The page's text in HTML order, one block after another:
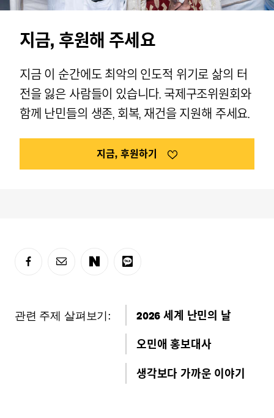
지금, 후원해 주세요
지금 이 순간에도 최악의 인도적 위기로 삶의 터
전을 잃은 사람들이 있습니다. 국제구조위원회와
함께 난민들의 생존, 회복, 재건을 지원해 주세요.
지금, 후원하기
관련 주제 살펴보기: 2026 세계 난민의 날
오민애 홍보대사
생각보다 가까운 이야기